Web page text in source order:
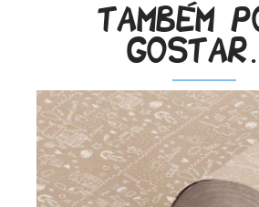
Também